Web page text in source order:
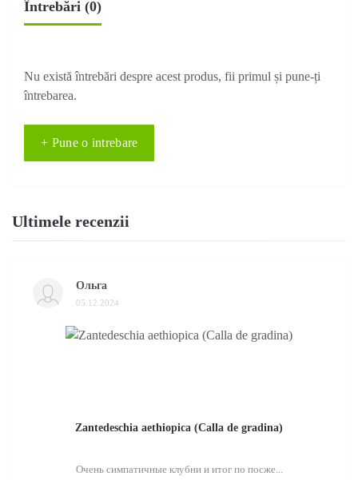
Întrebări (0)
Nu există întrebări despre acest produs, fii primul și pune-ți
întrebarea.
+ Pune o intrebare
Ultimele recenzii
Ольга
05.12.2024
Zantedeschia aethiopica (Calla de gradina)
Очень симпатичные клубни и итог по посже...